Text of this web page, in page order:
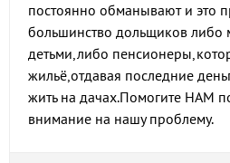
постоянно обманывают и это
большинство дольщиков либо
детьми,либо
жильё,отдавая последние
жить на дачах.Помогите НАМ
внимание на нашу проблему.